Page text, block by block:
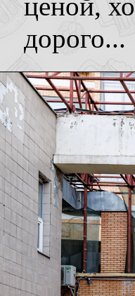
ценой,
дорого...